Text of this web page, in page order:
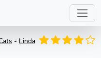
- Linda